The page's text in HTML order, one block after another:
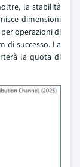
la stabilità
dimensioni
operazioni di
di successo. La
la quota di